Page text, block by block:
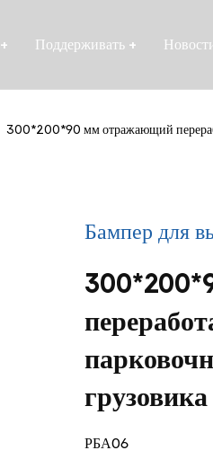
+ Поддерживать +
300*200*90 мм отражающий
Бампер для
грузовика
РБА06